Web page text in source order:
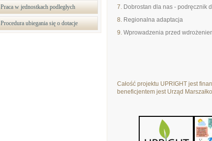
Praca w jednostkach podległych
Procedura ubiegania się o dotacje
7. Dobrostan dla nas - podręcznik
8. Regionalna adaptacja
9. Wprowadzenia przed
Całość projektu UPRIGHT jest
beneficjentem jest Urząd